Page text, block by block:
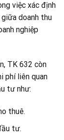
việc xác định
giữa doanh thu
nghiệp
TK 632 còn
phí liên quan
tư như:
thuê.
tư.